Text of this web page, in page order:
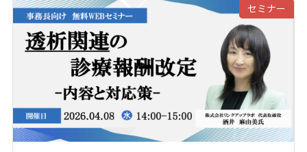
セミナー